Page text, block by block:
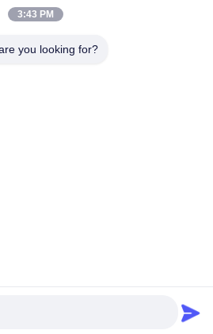
Cartridge Type Mechanical Seal
request suatu
3:43 PM
you looking for?